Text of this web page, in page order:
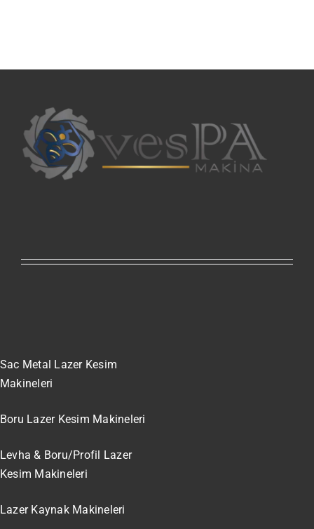
Sac Metal Lazer Kesim
Makineleri
Boru Lazer Kesim Makineleri
Levha & Boru/Profil Lazer
Kesim Makineleri
Lazer Kaynak Makineleri